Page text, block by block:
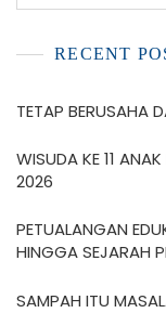
RECENT
TETAP BERUSAHA
WISUDA KE 11
2026
PETUALANGAN
HINGGA SEJARAH
SAMPAH ITU